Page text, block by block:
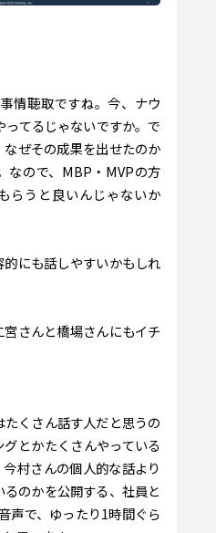
情聴取ですね。今、ナウ
ってるじゃないですか。で
ぜその成果を出せたのか
なので、MBP・MVPの方
らうと良いんじゃないか
的にも話しやすいかもしれ
さんと橋場さんにもイチ
たくさん話す人だと思うの
とかたくさんやっている
村さんの個人的な話より
のかを公開する、社員と
声で、ゆったり1時間ぐら